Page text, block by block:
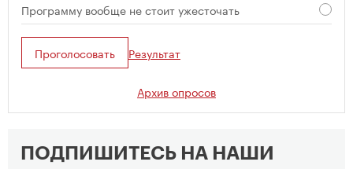
Программу вообще не стоит ужесточать
Проголосовать Результат
Архив опросов
ПОДПИШИТЕСЬ НА НАШИ